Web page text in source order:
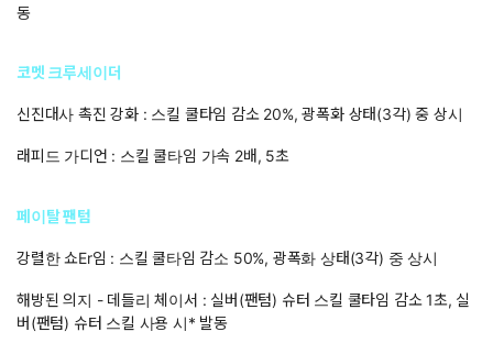
동
코멧 크루세이더
신진대사 촉진 강화 : 스킬 쿨타임 감소 20%, 광폭화 상태(3각) 중 상시
래피드 가디언 : 스킬 쿨타임 가속 2배, 5초
페이탈 팬텀
강렬한 쇼Er임 : 스킬 쿨타임 감소 50%, 광폭화 상태(3각) 중 상시
해방된 의지 - 데들리 체이서 : 실버(팬텀) 슈터 스킬 쿨타임 감소 1초, 실
버(팬텀) 슈터 스킬 사용 시* 발동